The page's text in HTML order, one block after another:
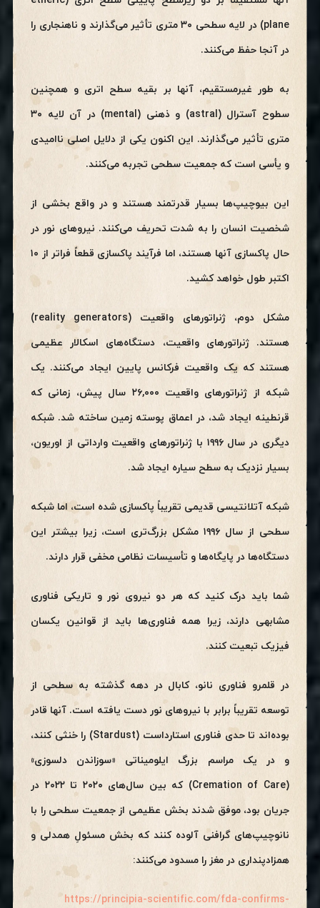
plane) در لایه سطحی ۳۰ متری تأثیر می‌گذارند و ناهنجاری را
در آنجا حفظ می‌کنند.
به طور غیرمستقیم، آنها بر بقیه سطح اتری و همچنین
سطوح آسترال (astral) و ذهنی (mental) در آن لایه ۳۰
متری تأثیر می‌گذارند. این اکنون یکی از دلایل اصلی ناامیدی
و یأسی است که جمعیت سطحی تجربه می‌کنند.
این بیوچیپ‌ها بسیار قدرتمند هستند و در واقع بخشی از
شخصیت انسان را به شدت تحریف می‌کنند. نیروهای نور در
حال پاکسازی آنها هستند، اما فرآیند پاکسازی قطعاً فراتر از ۱۰
اکتبر طول خواهد کشید.
مشکل دوم، ژنراتورهای واقعیت (reality generators)
هستند. ژنراتورهای واقعیت، دستگاه‌های اسکالار عظیمی
هستند که یک واقعیت فرکانس پایین ایجاد می‌کنند. یک
شبکه از ژنراتورهای واقعیت ۲۶,۰۰۰ سال پیش، زمانی که
قرنطینه ایجاد شد، در اعماق پوسته زمین ساخته شد. شبکه
دیگری در سال ۱۹۹۶ با ژنراتورهای واقعیت وارداتی از اوریون،
بسیار نزدیک به سطح سیاره ایجاد شد.
شبکه آتلانتیسی قدیمی تقریباً پاکسازی شده است، اما شبکه
سطحی از سال ۱۹۹۶ مشکل بزرگ‌تری است، زیرا بیشتر این
دستگاه‌ها در پایگاه‌ها و تأسیسات نظامی مخفی قرار دارند.
شما باید درک کنید که هر دو نیروی نور و تاریکی فناوری
مشابهی دارند، زیرا همه فناوری‌ها باید از قوانین یکسان
فیزیک تبعیت کنند.
در قلمرو فناوری نانو، کابال در دهه گذشته به سطحی از
توسعه تقریباً برابر با نیروهای نور دست یافته است. آنها قادر
بوده‌اند تا حدی فناوری استارداست (Stardust) را خنثی کنند،
و در یک مراسم بزرگ ایلومیناتی «سوزاندن دلسوزی»
(Cremation of Care) که بین سال‌های ۲۰۲۰ تا ۲۰۲۲ در
جریان بود، موفق شدند بخش عظیمی از جمعیت سطحی را با
نانوچیپ‌های گرافنی آلوده کنند که بخش مسئولِ همدلی و
همزادپنداری در مغز را مسدود می‌کنند:
https://principia-scientific.com/fda-confirms-